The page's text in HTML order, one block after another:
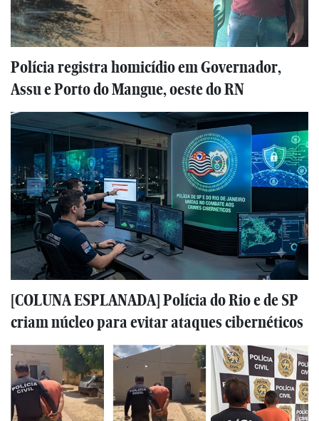
Polícia registra homicídio em Governador,
Assu e Porto do Mangue, oeste do RN
[COLUNA ESPLANADA] Polícia do Rio e de SP
criam núcleo para evitar ataques cibernéticos